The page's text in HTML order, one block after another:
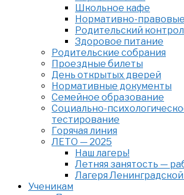
Школьное кафе
Нормативно-
Родительский
Здоровое питание
Родительские собрания
Проездные билеты
День открытых дверей
Нормативные документы
Семейное образование
Cоциально-
тестирование
Горячая линия
ЛЕТО — 2025
Наш лагерь!
Летняя занятость —
Лагеря
Ученикам